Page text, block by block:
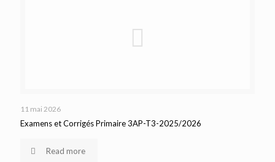
11 mai 2026
Examens et Corrigés Primaire 3AP-T3-2025/2026
Read more